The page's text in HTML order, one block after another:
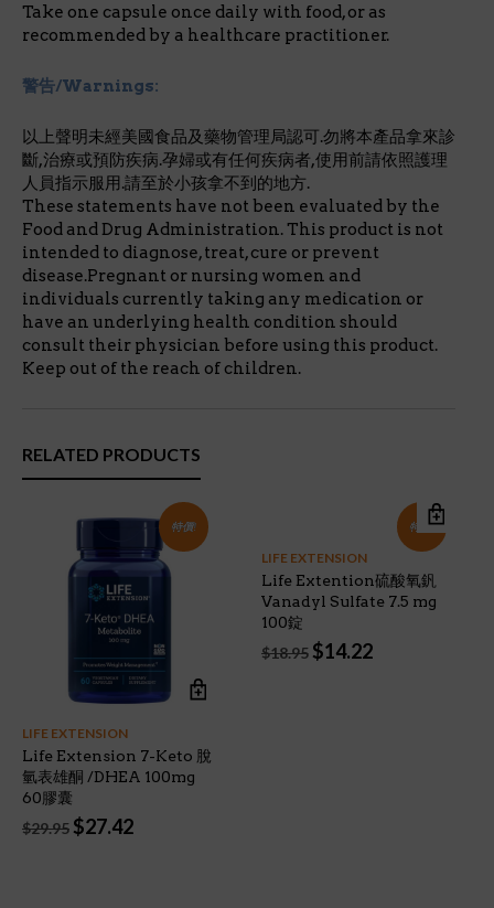
Take one capsule once daily with food, or as
recommended by a healthcare practitioner.
警告/Warnings:
以上聲明未經美國食品及藥物管理局認可.勿將本產品拿來診
斷,治療或預防疾病.孕婦或有任何疾病者,使用前請依照護理
人員指示服用.請至於小孩拿不到的地方.
These statements have not been evaluated by the
Food and Drug Administration. This product is not
intended to diagnose, treat, cure or prevent
disease.Pregnant or nursing women and
individuals currently taking any medication or
have an underlying health condition should
consult their physician before using this product.
Keep out of the reach of children.
RELATED PRODUCTS
特價!
LIFE EXTENSION
Life Extension 7-Keto 脫
氫表雄酮 /DHEA 100mg
60膠囊
$29.95 Original
$27.42Current
特價!
LIFE EXTENSION
Life Extention硫酸氧釩
Vanadyl Sulfate 7.5 mg
100錠
$18.95 Original
$14.22Current